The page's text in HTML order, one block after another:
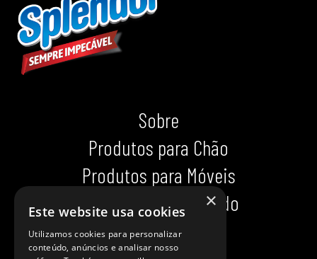
Sobre
Produtos para Chão
Produtos para Móveis
Produtos para Calçado
Indispensáveis
×
Este website usa cookies
Utilizamos cookies para personalizar
conteúdo, anúncios e analisar nosso